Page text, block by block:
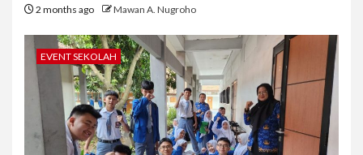
2 months ago Mawan A. Nugroho
EVENT SEKOLAH